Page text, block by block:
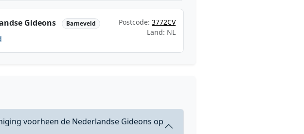
Gideons Barneveld Postcode: 3772CV
Land: NL
voorheen de Nederlandse Gideons op